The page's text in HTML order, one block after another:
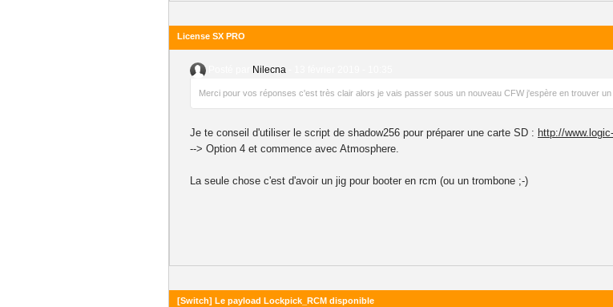
License SX PRO
Nilecna
Merci pour vos réponses c'est très clair alors je vais passer sous un nouveau CFW j'espère en trouver
Je te conseil d'utiliser le script de shadow256 pour préparer une carte SD : http://
--> Option 4 et commence avec Atmosphere.
La seule chose c'est d'avoir un jig pour booter en rcm (ou un trombone ;-)
[Switch] Le payload Lockpick_RCM disponible